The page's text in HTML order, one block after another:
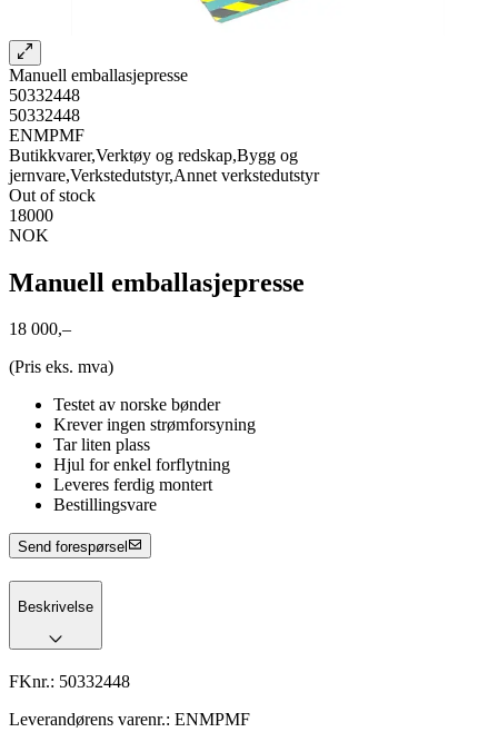
Manuell emballasjepresse
50332448
50332448
ENMPMF
Butikkvarer,Verktøy og redskap,Bygg og
jernvare,Verkstedutstyr,Annet verkstedutstyr
Out of stock
18000
NOK
Manuell emballasjepresse
18 000,–
(Pris eks. mva)
Testet av norske bønder
Krever ingen strømforsyning
Tar liten plass
Hjul for enkel forflytning
Leveres ferdig montert
Bestillingsvare
Send forespørsel
Beskrivelse
FKnr.: 50332448
Leverandørens varenr.: ENMPMF